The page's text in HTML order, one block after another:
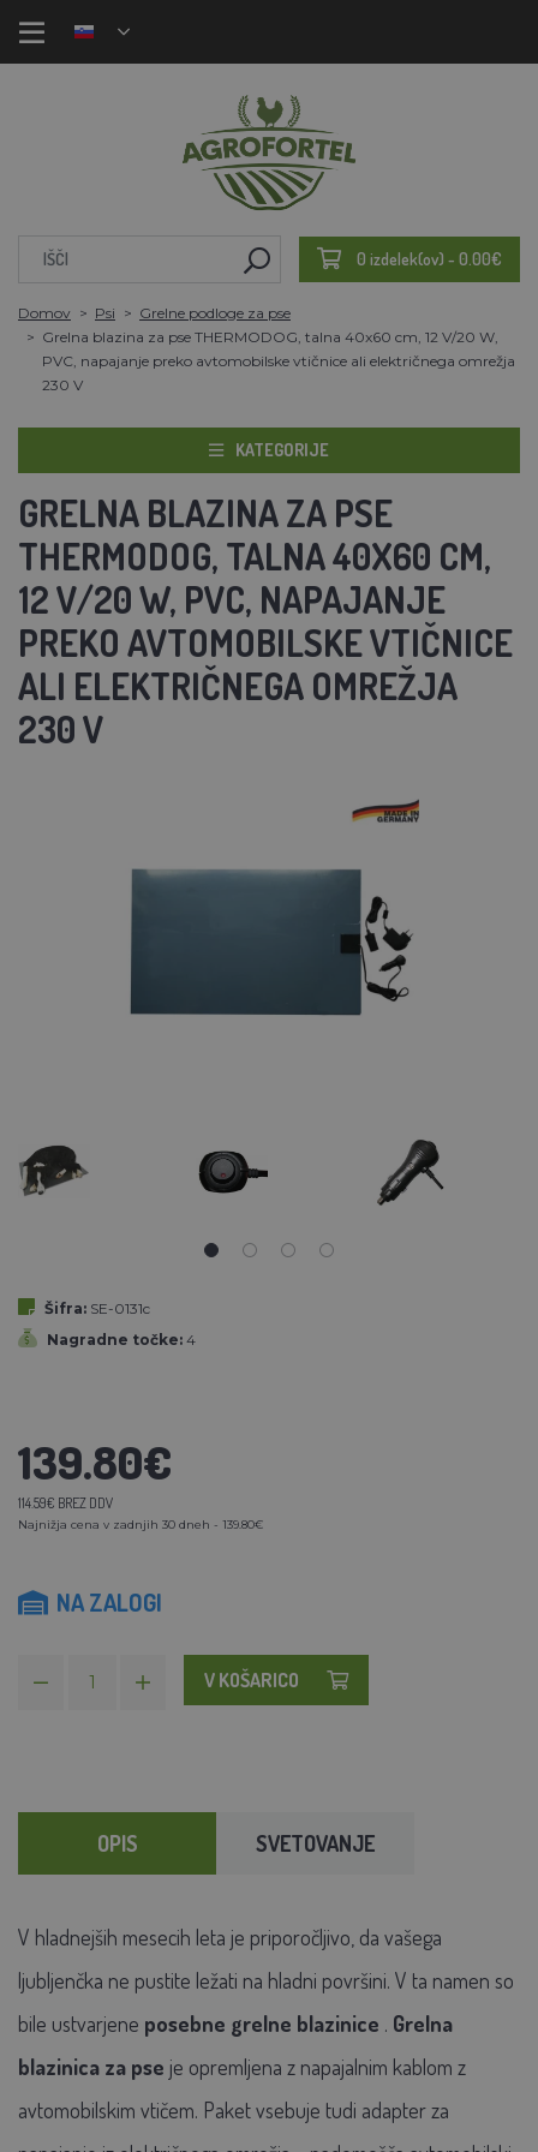
0 izdelek(ov) - 0.00€
Domov Psi
Grelne podloge za pse
Grelna blazina za pse THERMODOG, talna 40x60 cm, 12 V/20 W,
PVC, napajanje preko avtomobilske vtičnice ali električnega omrežja
230 V
KATEGORIJE
GRELNA BLAZINA ZA PSE
THERMODOG, TALNA 40X60 CM,
12 V/20 W, PVC, NAPAJANJE
PREKO AVTOMOBILSKE VTIČNICE
ALI ELEKTRIČNEGA OMREŽJA
230 V
Šifra: SE-0131c
Nagradne točke: 4
139.80€
114.59€ BREZ DDV
Najnižja cena v zadnjih 30 dneh - 139.80€
NA ZALOGI
V KOŠARICO
OPIS SVETOVANJE
V hladnejših mesecih leta je priporočljivo, da vašega
ljubljenčka ne pustite ležati na hladni površini. V ta namen so
bile ustvarjene posebne grelne blazinice . Grelna
blazinica za pse je opremljena z napajalnim kablom z
avtomobilskim vtičem. Paket vsebuje tudi adapter za